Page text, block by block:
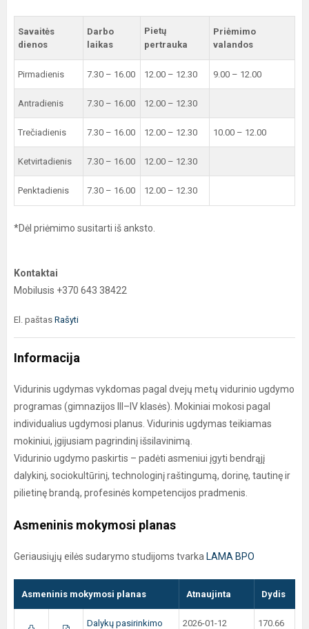
Savaitės
dienos
Darbo
laikas
Pietų
pertrauka
Priėmimo
valandos
Pirmadienis 7.30 – 16.00 12.00 – 12.30 9.00 – 12.00
Antradienis 7.30 – 16.00 12.00 – 12.30
Trečiadienis 7.30 – 16.00 12.00 – 12.30 10.00 – 12.00
Ketvirtadienis 7.30 – 16.00 12.00 – 12.30
Penktadienis 7.30 – 16.00 12.00 – 12.30
*Dėl priėmimo susitarti iš anksto.
Kontaktai
Mobilusis +370 643 38422
El. paštas Rašyti
Informacija
Vidurinis ugdymas vykdomas pagal dvejų metų vidurinio ugdymo
programas (gimnazijos III–IV klasės). Mokiniai mokosi pagal
individualius ugdymosi planus. Vidurinis ugdymas teikiamas
mokiniui, įgijusiam pagrindinį išsilavinimą.
Vidurinio ugdymo paskirtis – padėti asmeniui įgyti bendrąjį
dalykinį, sociokultūrinį, technologinį raštingumą, dorinę, tautinę ir
pilietinę brandą, profesinės kompetencijos pradmenis.
Asmeninis mokymosi planas
Geriausiųjų eilės sudarymo studijoms tvarka LAMA BPO
Asmeninis mokymosi planas Atnaujinta Dydis
Dalykų pasirinkimo
2026-01-12
170.66